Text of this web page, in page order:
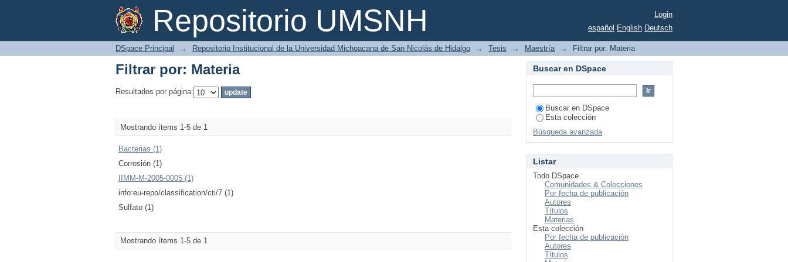
Repositorio UMSNH
Filtrar por: Materia
Login
español English Deutsch
DSpace Principal → Repositorio Institucional de la Universidad Michoacana de San Nicolás de Hidalgo → Tesis → Maestría → Filtrar por: Materia
Filtrar por: Materia
Resultados por página:
Mostrando ítems 1-5 de 1
Bacterias (1)
Corrosión (1)
IIMM-M-2005-0005 (1)
info:eu-repo/classification/cti/7 (1)
Sulfato (1)
Mostrando ítems 1-5 de 1
Buscar en DSpace
Buscar en DSpace
Esta colección
Búsqueda avanzada
Listar
Todo DSpace
Comunidades & Colecciones
Por fecha de publicación
Autores
Títulos
Materias
Esta colección
Por fecha de publicación
Autores
Títulos